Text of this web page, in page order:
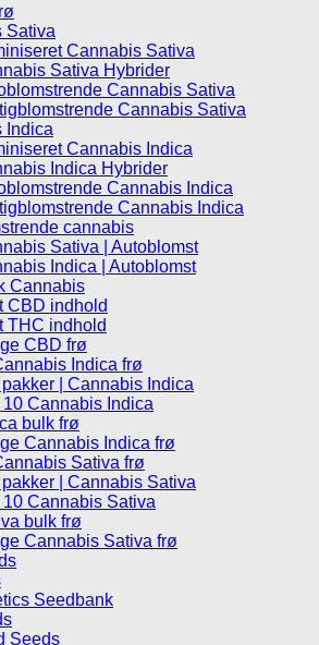
Sativa
Cannabis Sativa
Sativa Hybrider
Cannabis Sativa
Cannabis Sativa
Indica
Cannabis Indica
Indica Hybrider
Cannabis Indica
Cannabis Indica
cannabis
Sativa | Autoblomst
Indica | Autoblomst
Cannabis
CBD indhold
THC indhold
CBD frø
Indica frø
pakker | Cannabis Indica
10 Cannabis Indica
bulk frø
Cannabis Indica frø
Sativa frø
pakker | Cannabis Sativa
10 Cannabis Sativa
bulk frø
Cannabis Sativa frø
Seedbank
Seeds